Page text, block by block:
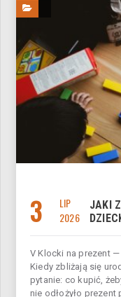
3
LIP
2026
JAKI
V Klocki na prezent
Kiedy zbliżają się
pytanie: co kupić,
nie odłożyło